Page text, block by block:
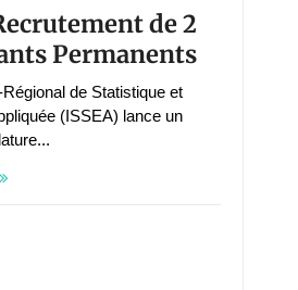
de 2
Permanents
de Statistique et
(ISSEA) lance un